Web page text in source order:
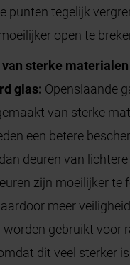
punten tegelijk
open te
sterke materialen
glas: Openslaande
van sterke
een betere
deuren van lichtere
zijn moeilijker te
meer
worden gebruikt voor
dit veel sterker